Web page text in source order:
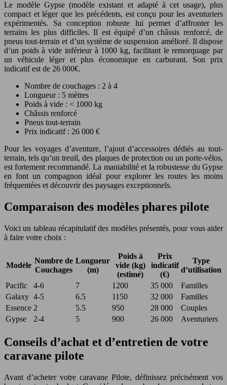
Le modèle Gypse (modèle existant et adapté à cet usage), plus
compact et léger que les précédents, est conçu pour les aventuriers
expérimentés. Sa conception robuste lui permet d’affronter les
terrains les plus difficiles. Il est équipé d’un châssis renforcé, de
pneus tout-terrain et d’un système de suspension amélioré. Il dispose
d’un poids à vide inférieur à 1000 kg, facilitant le remorquage par
un véhicule léger et plus économique en carburant. Son prix
indicatif est de 26 000€.
Nombre de couchages : 2 à 4
Longueur : 5 mètres
Poids à vide : < 1000 kg
Châssis renforcé
Pneus tout-terrain
Prix indicatif : 26 000 €
Pour les voyages d’aventure, l’ajout d’accessoires dédiés au tout-
terrain, tels qu’un treuil, des plaques de protection ou un porte-vélos,
est fortement recommandé. La maniabilité et la robustesse du Gypse
en font un compagnon idéal pour explorer les routes les moins
fréquentées et découvrir des paysages exceptionnels.
Comparaison des modèles phares pilote
Voici un tableau récapitulatif des modèles présentés, pour vous aider
à faire votre choix :
Modèle
Nombre de
Couchages
Longueur
(m)
Poids à
vide (kg)
(estimé)
Prix
indicatif
(€)
Type
d’utilisation
Pacific
4-6 7 1200 35 000
Familles
Galaxy 4-5 6.5 1150 32 000
Familles
Essence 2 5.5 950 28 000
Couples
Gypse
2-4 5 900 26 000 Aventuriers
Conseils d’achat et d’entretien de votre
caravane pilote
Avant d’acheter votre caravane Pilote, définissez précisément vos